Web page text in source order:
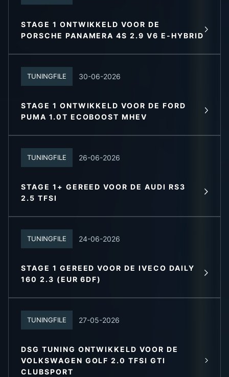
LEES MEER
STAGE 1 ONTWIKKELD VOOR DE
PORSCHE PANAMERA 4S 2.9 V6 E-HYBRID
LEES MEER
STAGE 1 ONTWIKKELD VOOR DE FORD
PUMA 1.0T ECOBOOST MHEV
TUNINGFILE 30-06-2026
LEES MEER
STAGE 1+ GEREED VOOR DE AUDI RS3
2.5 TFSI
TUNINGFILE 26-06-2026
LEES MEER
STAGE 1 GEREED VOOR DE IVECO DAILY
160 2.3 (EUR 6DF)
TUNINGFILE 24-06-2026
LEES MEER
DSG TUNING ONTWIKKELD VOOR DE
VOLKSWAGEN GOLF 2.0 TFSI GTI
CLUBSPORT
TUNINGFILE 27-05-2026